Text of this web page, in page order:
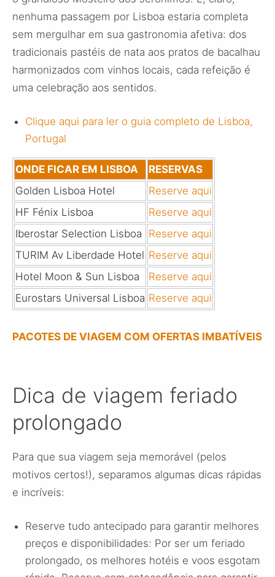
nenhuma passagem por Lisboa estaria completa
sem mergulhar em sua gastronomia afetiva: dos
tradicionais pastéis de nata aos pratos de bacalhau
harmonizados com vinhos locais, cada refeição é
uma celebração aos sentidos.
Clique aqui para ler o guia completo de Lisboa,
Portugal
ONDE FICAR EM LISBOA
RESERVAS
Golden Lisboa Hotel
Reserve aqui
HF Fénix Lisboa
Reserve aqui
Iberostar Selection Lisboa
Reserve aqui
TURIM Av Liberdade Hotel Reserve aqui
Hotel Moon & Sun Lisboa
Reserve aqui
Eurostars Universal Lisboa Reserve aqui
PACOTES DE VIAGEM COM OFERTAS IMBATÍVEIS
Dica de viagem feriado
prolongado
Para que sua viagem seja memorável (pelos
motivos certos!), separamos algumas dicas rápidas
e incríveis:
Reserve tudo antecipado para garantir melhores
preços e disponibilidades: Por ser um feriado
prolongado, os melhores hotéis e voos esgotam